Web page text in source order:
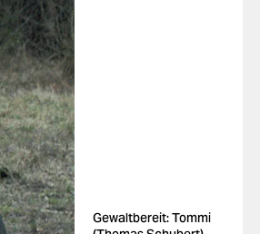
Gewaltbereit: Tommi